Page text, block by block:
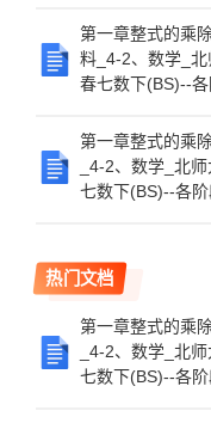
第一章整式的乘
料_4-2、数学_
春七数下(BS)--
第一章整式的乘
_4-2、数学_北
七数下(BS)--各
热门文档
第一章整式的乘
_4-2、数学_北
七数下(BS)--各